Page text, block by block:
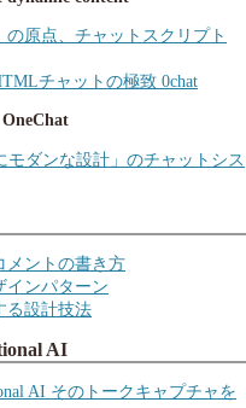
の原点、チャットスクリプト
チャットの極致 0chat
OneChat
モダンな設計」のチャットシス
メントの書き方
インパターン
る設計技法
AI
AI そのトークキャプチャを